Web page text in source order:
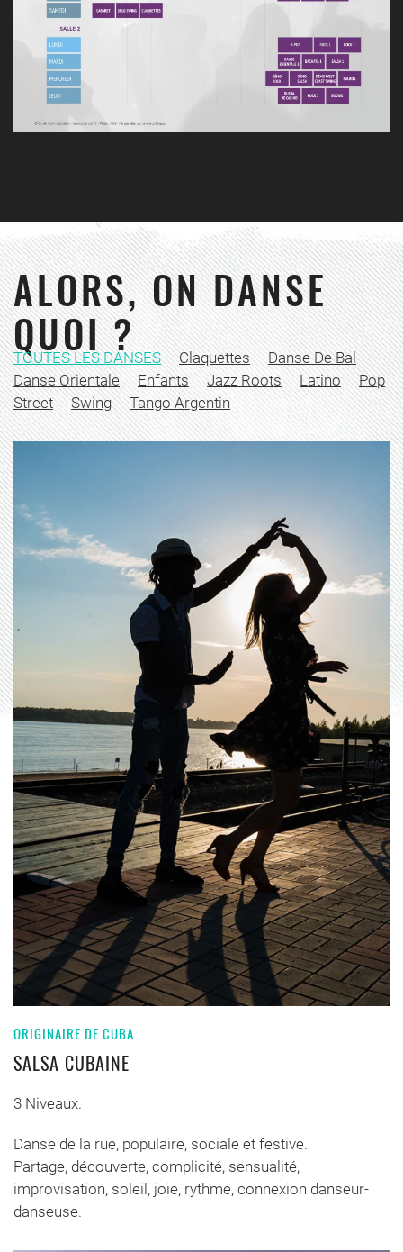
ALORS, ON DANSE
QUOI ?
TOUTES LES DANSES Claquettes
Danse De Bal
Danse Orientale
Enfants Jazz Roots Latino
Pop
Street
Swing Tango Argentin
ORIGINAIRE DE CUBA
SALSA CUBAINE
3 Niveaux.
Danse de la rue, populaire, sociale et festive.
Partage, découverte, complicité, sensualité,
improvisation, soleil, joie, rythme, connexion danseur-
danseuse.